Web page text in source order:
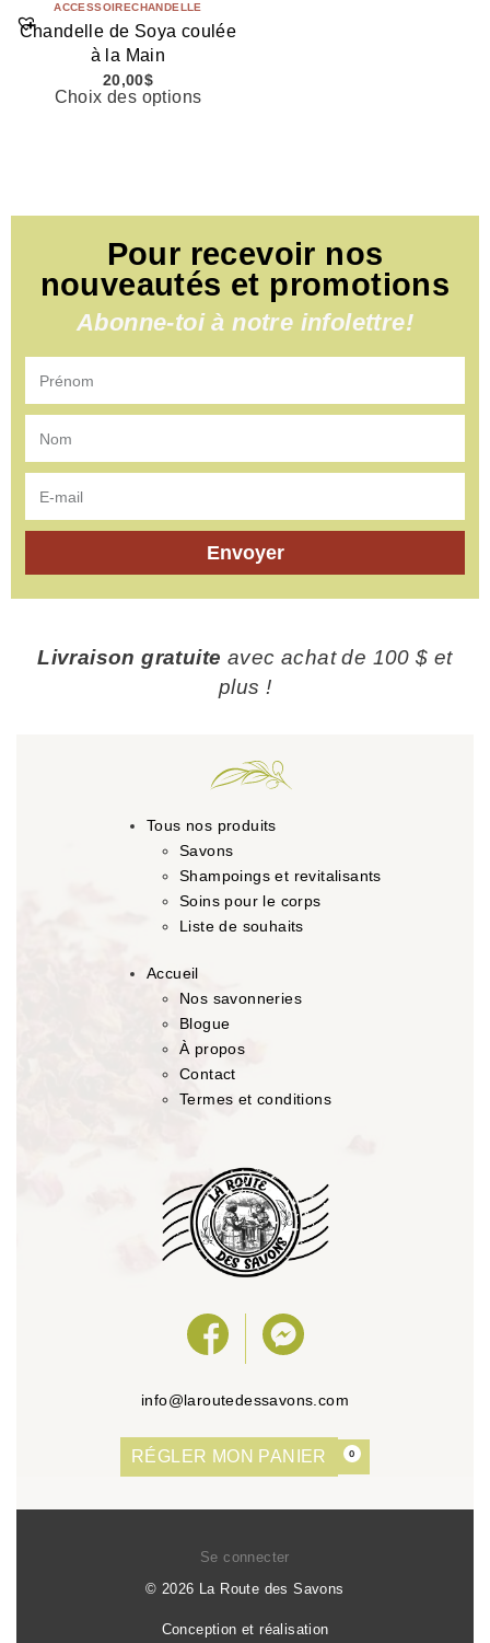
ACCESSOIRECHANDELLE
Chandelle de Soya coulée
à la Main
20,00$
Choix des options
Pour recevoir nos
nouveautés et promotions
Abonne-toi à notre infolettre!
Envoyer
Livraison gratuite avec achat de 100 $ et
plus !
Tous nos produits
Savons
Shampoings et revitalisants
Soins pour le corps
Liste de souhaits
Accueil
Nos savonneries
Blogue
À propos
Contact
Termes et conditions
info@laroutedessavons.com
RÉGLER MON PANIER 0
© 2026 La Route des Savons
Se connecter
Conception et réalisation